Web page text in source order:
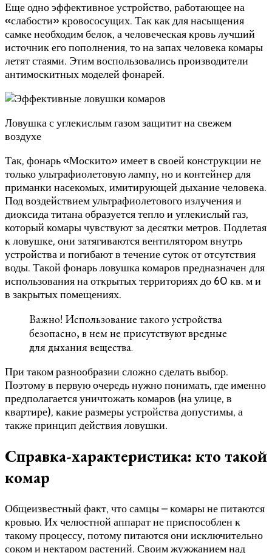
Еще одно эффективное устройство, работающее на
«слабости» кровососущих. Так как для насыщения
самке необходим белок, а человеческая кровь лучший
источник его пополнения, то на запах человека комары
летят стаями. Этим воспользовались производители
антимоскитных моделей фонарей.
Ловушка с углекислым газом защитит на свежем
воздухе
Так, фонарь «Москито» имеет в своей конструкции не
только ультрафиолетовую лампу, но и контейнер для
приманки насекомых, имитирующей дыхание человека.
Под воздействием ультрафиолетового излучения и
диоксида титана образуется тепло и углекислый газ,
который комары чувствуют за десятки метров. Подлетая
к ловушке, они затягиваются вентилятором внутрь
устройства и погибают в течение суток от отсутствия
воды. Такой фонарь ловушка комаров предназначен для
использования на открытых территориях до 60 кв. м и
в закрытых помещениях.
Важно! Использование такого устройства
безопасно, в нем не присутствуют вредные
для дыхания вещества.
При таком разнообразии сложно сделать выбор.
Поэтому в первую очередь нужно понимать, где именно
предполагается уничтожать комаров (на улице, в
квартире), какие размеры устройства допустимы, а
также принцип действия ловушки.
Справка-характеристика: кто такой
комар
Общеизвестный факт, что самцы – комары не питаются
кровью. Их челюстной аппарат не приспособлен к
такому процессу, потому питаются они исключительно
соком и нектаром растений. Своим жужжанием над